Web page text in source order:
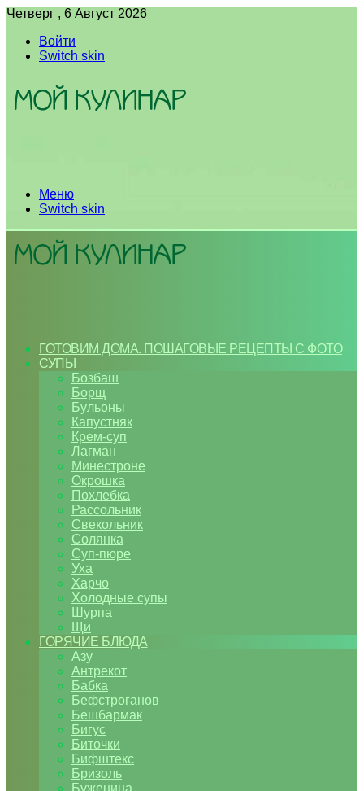
Четверг , 6 Август 2026
Войти
Switch skin
Меню
Switch skin
ГОТОВИМ ДОМА. ПОШАГОВЫЕ РЕЦЕПТЫ С ФОТО
СУПЫ
Бозбаш
Борщ
Бульоны
Капустняк
Крем-суп
Лагман
Минестроне
Окрошка
Похлебка
Рассольник
Свекольник
Солянка
Суп-пюре
Уха
Харчо
Холодные супы
Шурпа
Щи
ГОРЯЧИЕ БЛЮДА
Азу
Антрекот
Бабка
Бефстроганов
Бешбармак
Бигус
Биточки
Бифштекс
Бризоль
Буженина